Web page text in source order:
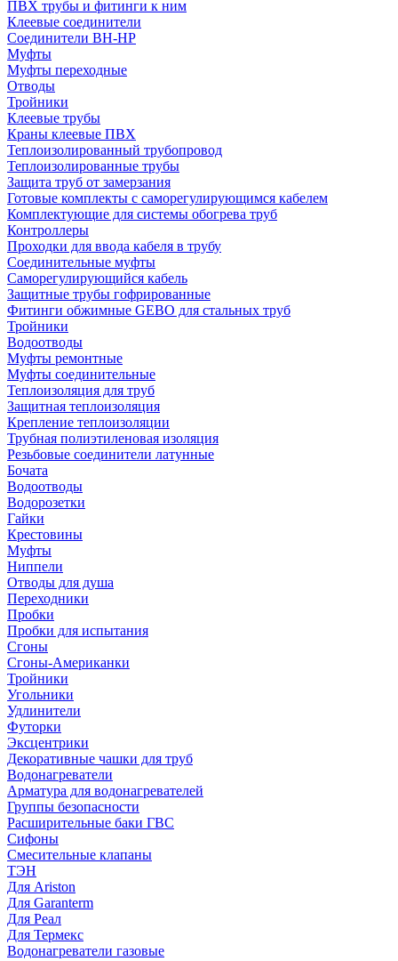
ПВХ трубы и фитинги к ним
Клеевые соединители
Соединители ВН-НР
Муфты
Муфты переходные
Отводы
Тройники
Клеевые трубы
Краны клеевые ПВХ
Теплоизолированный трубопровод
Теплоизолированные трубы
Защита труб от замерзания
Готовые комплекты с саморегулирующимся кабелем
Комплектующие для системы обогрева труб
Контроллеры
Проходки для ввода кабеля в трубу
Соединительные муфты
Саморегулирующийся кабель
Защитные трубы гофрированные
Фитинги обжимные GEBO для стальных труб
Тройники
Водоотводы
Муфты ремонтные
Муфты соединительные
Теплоизоляция для труб
Защитная теплоизоляция
Крепление теплоизоляции
Трубная полиэтиленовая изоляция
Резьбовые соединители латунные
Бочата
Водоотводы
Водорозетки
Гайки
Крестовины
Муфты
Ниппели
Отводы для душа
Переходники
Пробки
Пробки для испытания
Сгоны
Сгоны-Американки
Тройники
Угольники
Удлинители
Футорки
Эксцентрики
Декоративные чашки для труб
Водонагреватели
Арматура для водонагревателей
Группы безопасности
Расширительные баки ГВС
Сифоны
Смесительные клапаны
ТЭН
Для Ariston
Для Garanterm
Для Реал
Для Термекс
Водонагреватели газовые